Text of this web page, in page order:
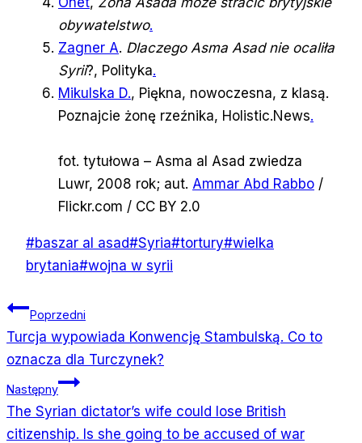
obywatelstwo.
Zagner A. Dlaczego Asma Asad nie ocaliła
Syrii?, Polityka.
Mikulska D., Piękna, nowoczesna, z klasą.
Poznajcie żonę rzeźnika, Holistic.News.
fot. tytułowa – Asma al Asad zwiedza
Luwr, 2008 rok; aut. Ammar Abd Rabbo /
Flickr.com / CC BY 2.0
Tagi
wpisu:
#baszar al asad#Syria#tortury#wielka
brytania#wojna w syrii
Nawigacja
wpisu
Poprzedni
Turcja wypowiada Konwencję Stambulską. Co to
oznacza dla Turczynek?
Następny
The Syrian dictator’s wife could lose British
citizenship. Is she going to be accused of war